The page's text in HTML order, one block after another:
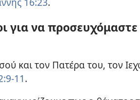
για να
και τον Πατέρα του, τον
11.